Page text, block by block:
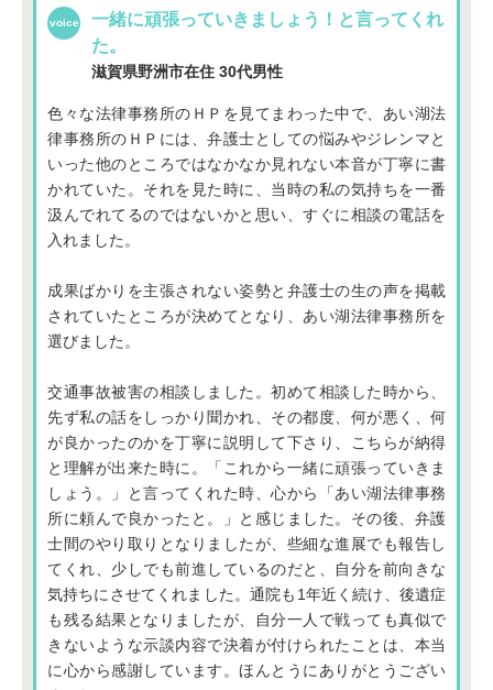
一緒に頑張っていきましょう！と言ってくれ
た。
滋賀県野洲市在住 30代男性
色々な法律事務所のＨＰを見てまわった中で、あい湖法
律事務所のＨＰには、弁護士としての悩みやジレンマと
いった他のところではなかなか見れない本音が丁寧に書
かれていた。それを見た時に、当時の私の気持ちを一番
汲んでれてるのではないかと思い、すぐに相談の電話を
入れました。
成果ばかりを主張されない姿勢と弁護士の生の声を掲載
されていたところが決めてとなり、あい湖法律事務所を
選びました。
交通事故被害の相談しました。初めて相談した時から、
先ず私の話をしっかり聞かれ、その都度、何が悪く、何
が良かったのかを丁寧に説明して下さり、こちらが納得
と理解が出来た時に。「これから一緒に頑張っていきま
しょう。」と言ってくれた時、心から「あい湖法律事務
所に頼んで良かったと。」と感じました。その後、弁護
士間のやり取りとなりましたが、些細な進展でも報告し
てくれ、少しでも前進しているのだと、自分を前向きな
気持ちにさせてくれました。通院も1年近く続け、後遺症
も残る結果となりましたが、自分一人で戦っても真似で
きないような示談内容で決着が付けられたことは、本当
に心から感謝しています。ほんとうにありがとうござい